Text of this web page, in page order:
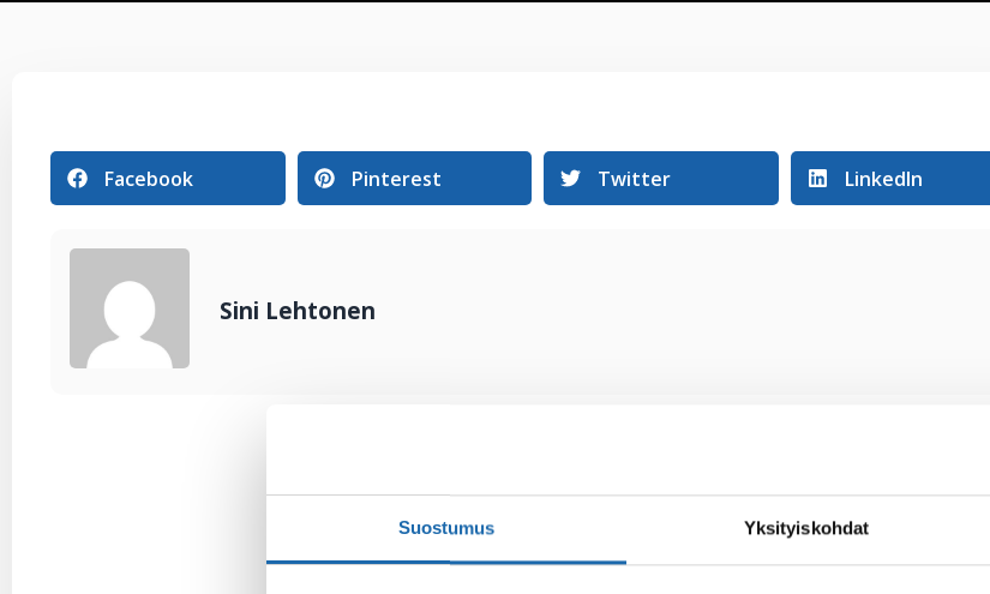
Suostumus Yksityiskohdat
Facebook Pinterest Twitter LinkedIn
Sini Lehtonen